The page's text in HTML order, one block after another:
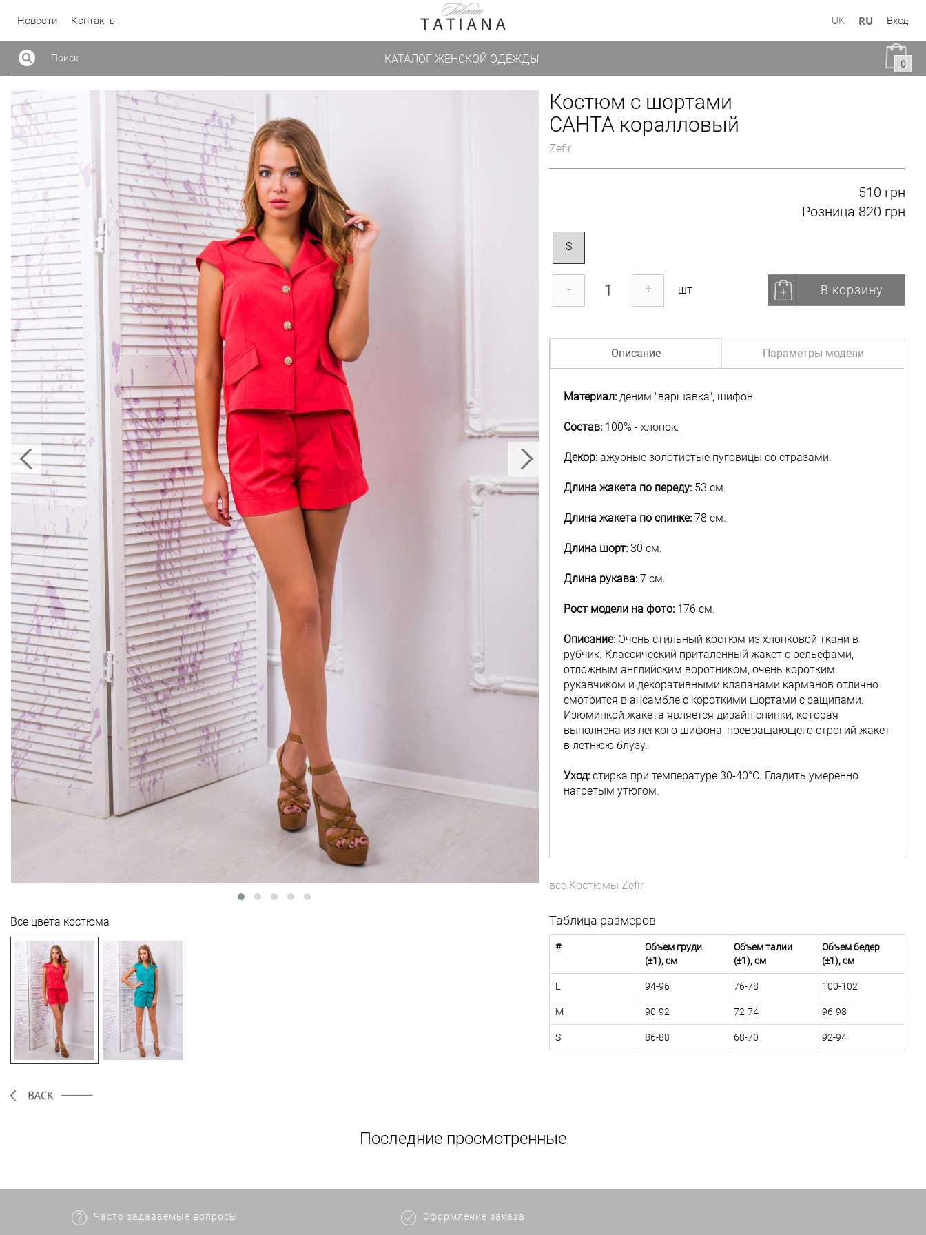
Новости Контакты UK RU Вход
КАТАЛОГ ЖЕНСКОЙ ОДЕЖДЫ 0
Все цвета костюма
Костюм с шортами
САНТА коралловый
Zefir
510 грн
Розница 820 грн
S
- + шт В корзину
Описание Параметры модели
Материал:деним "варшавка", шифон.
Состав:100% - хлопок.
Декор:ажурные золотистые пуговицы со стразами.
Длина жакета по переду:53 см.
Длина жакета по спинке:78 см.
Длина шорт:30 см.
Длина рукава:7 см.
Рост модели на фото:176 см.
Описание:Очень стильный костюм из хлопковой ткани в
рубчик. Классический приталенный жакет с рельефами,
отложным английским воротником, очень коротким
рукавчиком и декоративными клапанами карманов отлично
смотрится в ансамбле с короткими шортами с защипами.
Изюминкой жакета является дизайн спинки, которая
выполнена из легкого шифона, превращающего строгий жакет
в летнюю блузу.
Уход:стирка при температуре 30-40°C. Гладить умеренно
нагретым утюгом.
все Костюмы Zefir
Таблица размеров
#
Объем груди
(±1), см
Объем талии
(±1), см
Объем бедер
(±1), см
L 94-96 76-78 100-102
M 90-92 72-74 96-98
S 86-88 68-70 92-94
Последние просмотренные
Часто задаваемые вопросы Оформление заказа